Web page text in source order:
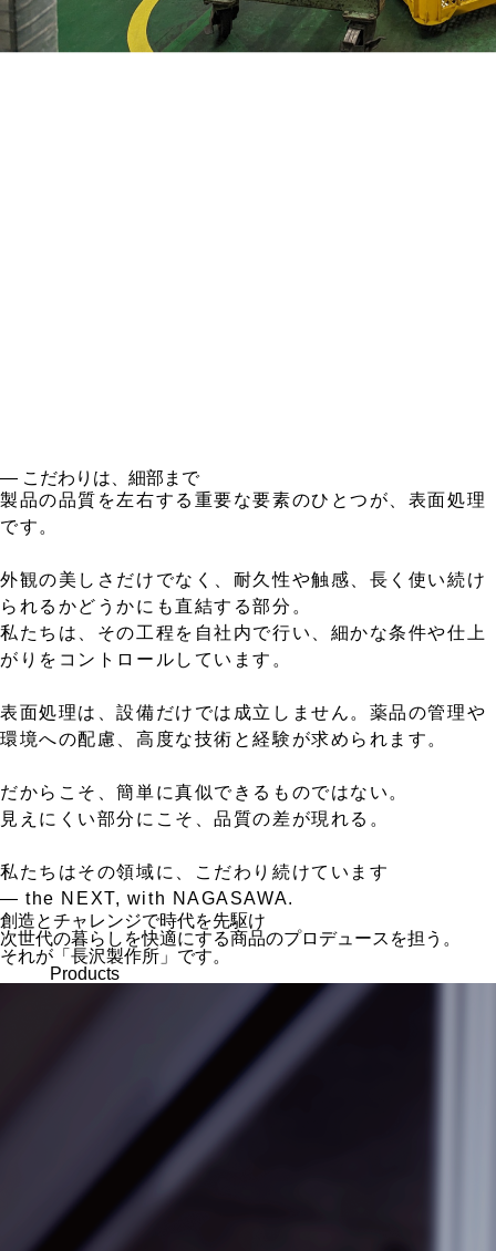
― こだわりは、細部まで
製品の品質を左右する重要な要素のひとつが、表面処理
です。
外観の美しさだけでなく、耐久性や触感、長く使い続け
られるかどうかにも直結する部分。
私たちは、その工程を自社内で行い、細かな条件や仕上
がりをコントロールしています。
表面処理は、設備だけでは成立しません。薬品の管理や
環境への配慮、高度な技術と経験が求められます。
だからこそ、簡単に真似できるものではない。
見えにくい部分にこそ、品質の差が現れる。
私たちはその領域に、こだわり続けています
— the NEXT, with NAGASAWA.
創造とチャレンジで時代を先駆け
次世代の暮らしを快適にする商品のプロデュースを担う。
それが「長沢製作所」です。
Products